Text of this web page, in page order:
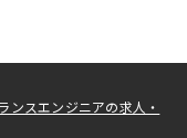
ンスエンジニアの求人・